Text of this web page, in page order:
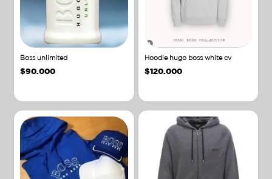
Boss unlimited
$90.000
Hoodie hugo boss white cv
$120.000